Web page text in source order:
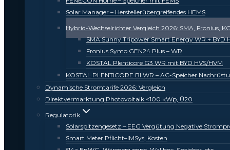
Solar Manager – Herstellerübergreifendes HEMS
Hybrid-Wechselrichter Vergleich 2026: SMA, Fronius,
SMA Sunny Tripower Smart Energy WR + BYD
Fronius Symo GEN24 Plus – WR
KOSTAL Plenticore G3 WR mit BYD HVS/HVM
KOSTAL PLENTICORE BI WR – AC-Speicher
Dynamische Stromtarife 2026: Vergleich
Direktvermarktung Photovoltaik <100 kWp, Ü20
Regulatorik
Solarspitzengesetz – EEG Vergütung Negative
Smart Meter Pflicht–iMSys, Kosten